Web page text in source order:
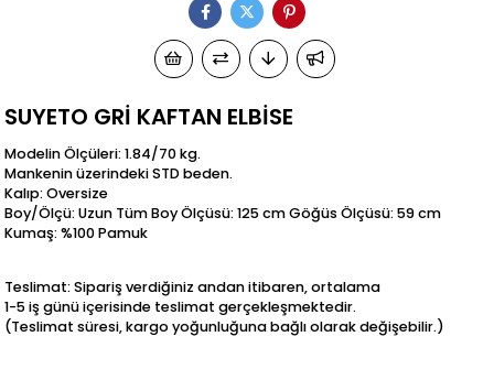
SUYETO GRİ KAFTAN ELBİSE
Modelin Ölçüleri: 1.84/70 kg.
Mankenin üzerindeki STD beden.
Kalıp: Oversize
Boy/Ölçü: Uzun Tüm Boy Ölçüsü: 125 cm Göğüs Ölçüsü: 59 cm
Kumaş: %100 Pamuk
Teslimat: Sipariş verdiğiniz andan itibaren, ortalama
1-5 iş günü içerisinde teslimat gerçekleşmektedir.
(Teslimat süresi, kargo yoğunluğuna bağlı olarak değişebilir.)